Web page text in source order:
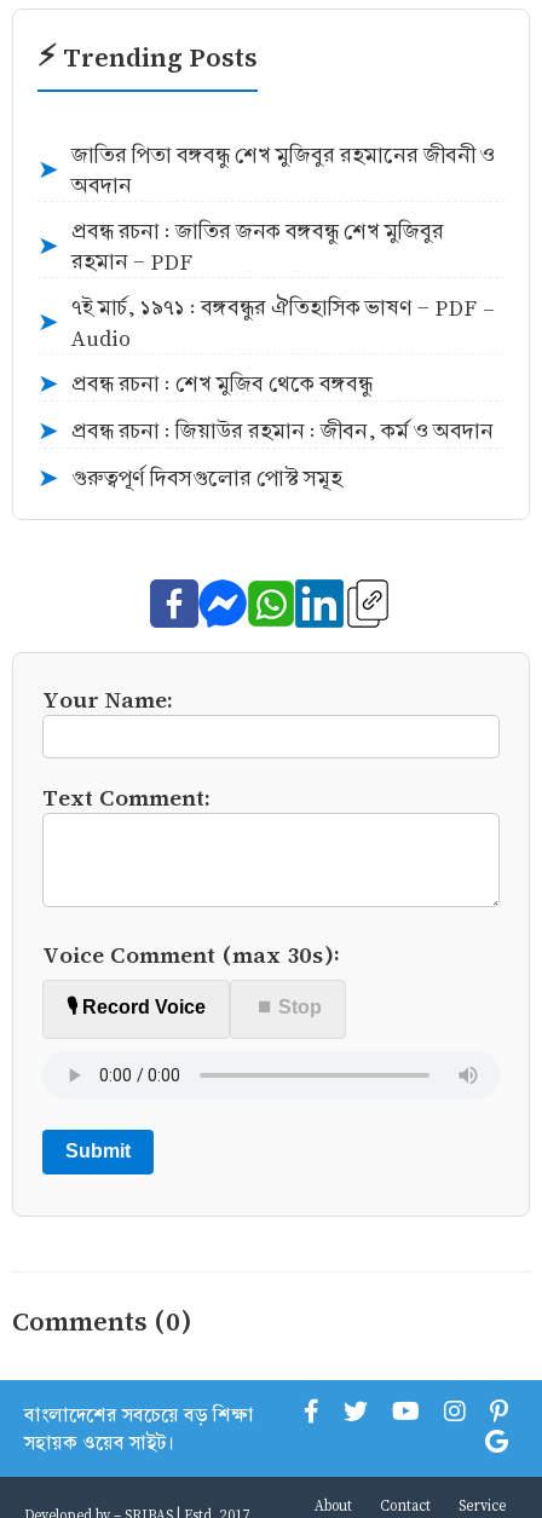
⚡ Trending Posts
➤
জাতির পিতা বঙ্গবন্ধু শেখ মুজিবুর রহমানের জীবনী ও
অবদান
➤
প্রবন্ধ রচনা : জাতির জনক বঙ্গবন্ধু শেখ মুজিবুর
রহমান - PDF
➤
৭ই মার্চ, ১৯৭১ : বঙ্গবন্ধুর ঐতিহাসিক ভাষণ - PDF -
Audio
➤ প্রবন্ধ রচনা : শেখ মুজিব থেকে বঙ্গবন্ধু
➤ প্রবন্ধ রচনা : জিয়াউর রহমান : জীবন, কর্ম ও অবদান
➤ গুরুত্বপূর্ণ দিবসগুলোর পোস্ট সমূহ
Your Name:
Text Comment:
Voice Comment (max 30s):
🎙️ Record Voice ⏹ Stop
Submit
Comments (0)
বাংলাদেশের সবচেয়ে বড় শিক্ষা
সহায়ক ওয়েব সাইট।
About Contact
Service